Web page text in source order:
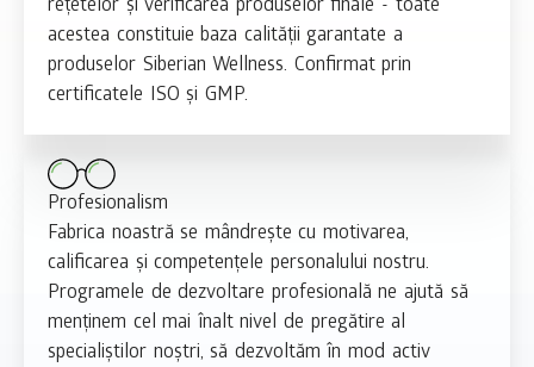
rețetelor și verificarea produselor finale - toate
acestea constituie baza calității garantate a
produselor Siberian Wellness. Confirmat prin
certificatele ISO și GMP.
Profesionalism
Fabrica noastră se mândrește cu motivarea,
calificarea și competențele personalului nostru.
Programele de dezvoltare profesională ne ajută să
menținem cel mai înalt nivel de pregătire al
specialiștilor noștri, să dezvoltăm în mod activ